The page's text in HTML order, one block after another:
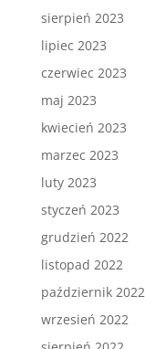
sierpień 2023
lipiec 2023
czerwiec 2023
maj 2023
kwiecień 2023
marzec 2023
luty 2023
styczeń 2023
grudzień 2022
listopad 2022
październik 2022
wrzesień 2022